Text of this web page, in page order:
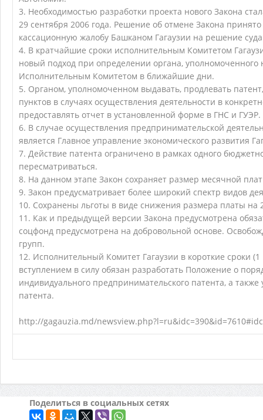
3. Необходимостью разработки проекта нового Закона
29 сентября 2006 года. Решение об отмене Закона
кассационную жалобу Башканом Гагаузии на решение
4. В кратчайшие сроки исполнительным Комитетом
новый подход при определении органа,
Исполнительным Комитетом в ближайшие дни.
5. Органом, уполномоченном выдавать, продлевать
пунктов в случаях осуществления деятельности в
предоставлять отчет в установленной форме в ГНС и ГУЭР.
6. В случае осуществления предпринимательской
является Главное управление экономического развития
7. Действие патента ограничено в рамках одного
пересматриваться.
8. На данном этапе Закон сохраняет размер месячной
9. Закон предусматривает более широкий спектр видов
10. Сохранены льготы в виде снижения размера платы на
11. Как и предыдущей версии Закона предусмотрена
соцфонд предусмотрена на добровольной основе.
групп.
12. Исполнительный Комитет Гагаузии в короткие сроки
вступлением в силу обязан разработать Положение о
индивидуального предпринимательского патента, а
патента.
http://gagauzia.md/
Поделиться в социальных сетях